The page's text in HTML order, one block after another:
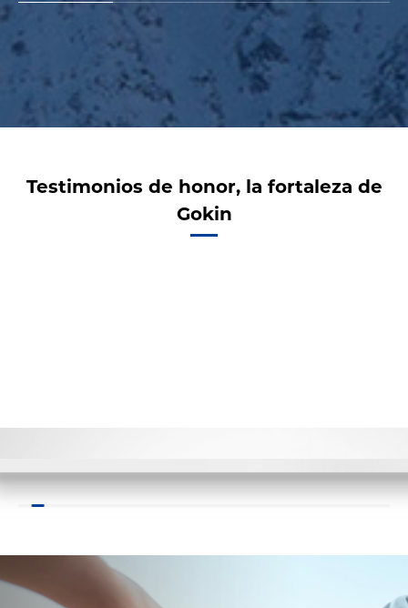
Testimonios de honor, la fortaleza de
Gokin